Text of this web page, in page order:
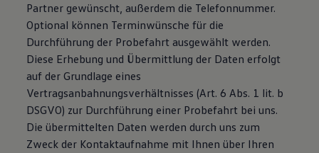
Partner gewünscht, außerdem die Telefonnummer.
Optional können Terminwünsche für die
Durchführung der Probefahrt ausgewählt werden.
Diese Erhebung und Übermittlung der Daten erfolgt
auf der Grundlage eines
Vertragsanbahnungsverhältnisses (Art. 6 Abs. 1 lit. b
DSGVO) zur Durchführung einer Probefahrt bei uns.
Die übermittelten Daten werden durch uns zum
Zweck der Kontaktaufnahme mit Ihnen über Ihren